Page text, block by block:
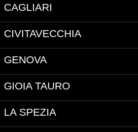
CAGLIARI
CIVITAVECCHIA
GENOVA
GIOIA TAURO
LA SPEZIA